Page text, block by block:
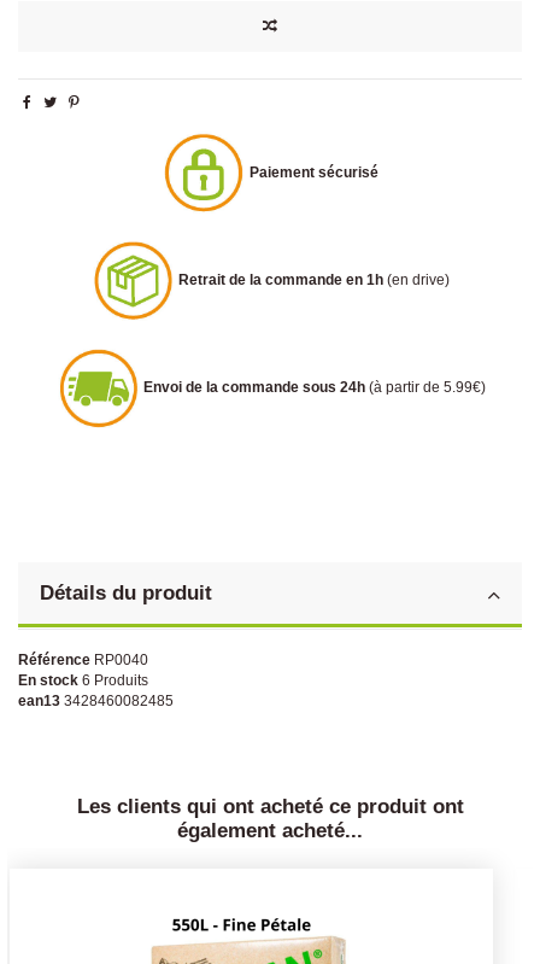
Paiement sécurisé
Retrait de la commande en 1h (en drive)
Envoi de la commande sous 24h (à partir de 5.99€)
Détails du produit
Référence RP0040
En stock 6 Produits
ean13 3428460082485
Les clients qui ont acheté ce produit ont
également acheté...